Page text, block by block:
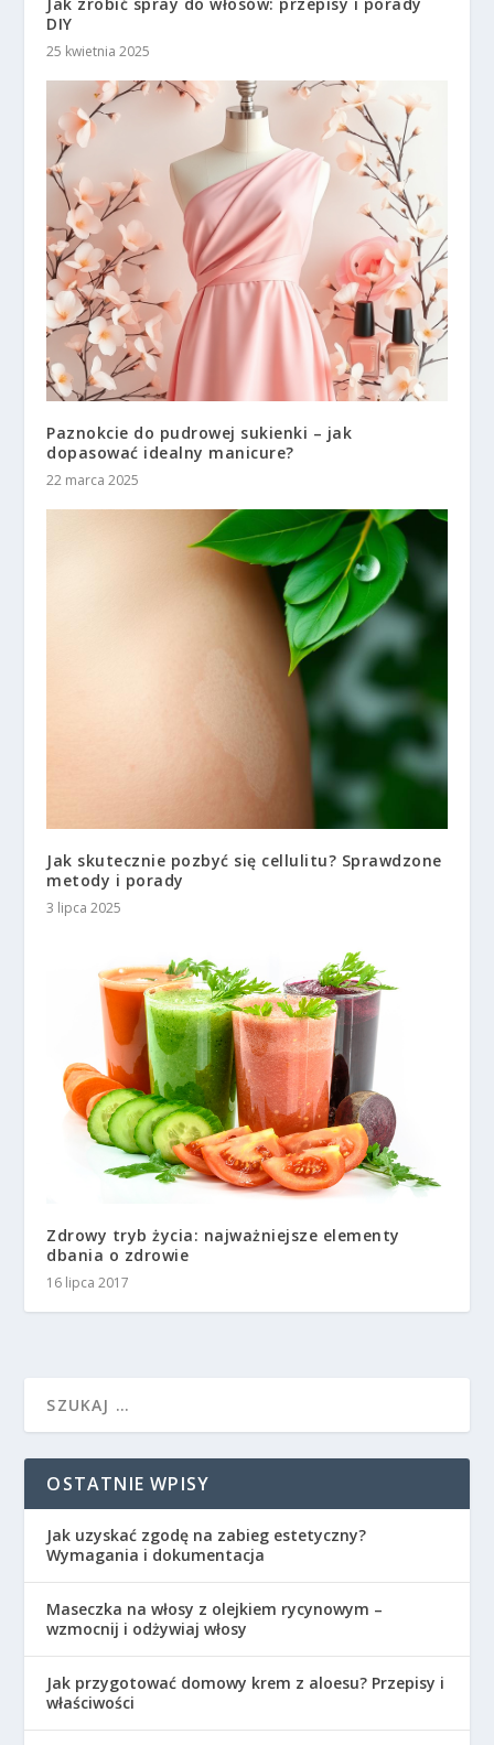
DIY
25 kwietnia 2025
Paznokcie do pudrowej sukienki – jak
dopasować idealny manicure?
22 marca 2025
Jak skutecznie pozbyć się cellulitu? Sprawdzone
metody i porady
3 lipca 2025
Zdrowy tryb życia: najważniejsze elementy
dbania o zdrowie
16 lipca 2017
OSTATNIE WPISY
Jak uzyskać zgodę na zabieg estetyczny?
Wymagania i dokumentacja
Maseczka na włosy z olejkiem rycynowym –
wzmocnij i odżywiaj włosy
Jak przygotować domowy krem z aloesu? Przepisy i
właściwości